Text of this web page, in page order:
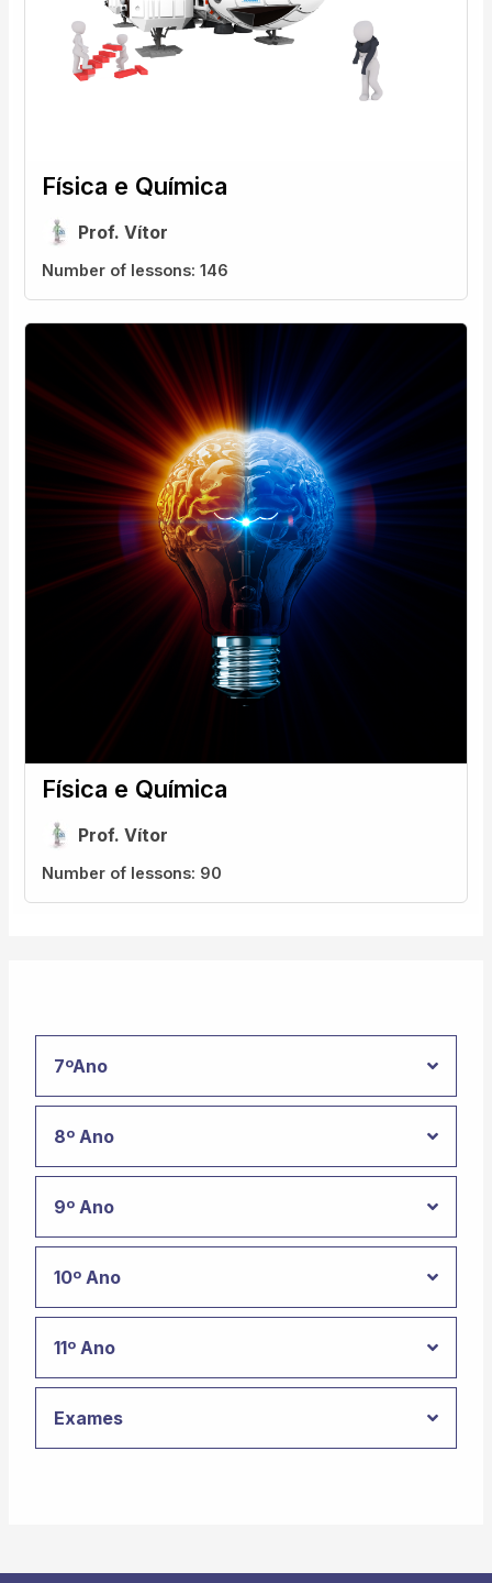
7ºAno
8º Ano
9º Ano
10º Ano
11º Ano
Exames
Física e Química
Prof. Vítor
Number of lessons:146
Física e Química
Prof. Vítor
Number of lessons: 90